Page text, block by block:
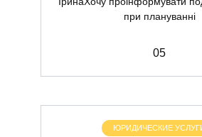
при плануванні
05
ЮРИДИЧЕСКИЕ